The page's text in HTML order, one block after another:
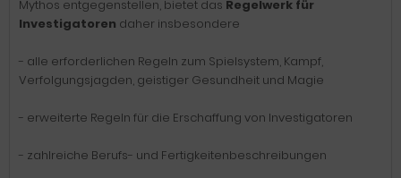
Mythos entgegenstellen, bietet das Regelwerk für
Investigatoren daher insbesondere
- alle erforderlichen Regeln zum Spielsystem, Kampf,
Verfolgungsjagden, geistiger Gesundheit und Magie
- erweiterte Regeln für die Erschaffung von Investigatoren
- zahlreiche Berufs- und Fertigkeitenbeschreibungen